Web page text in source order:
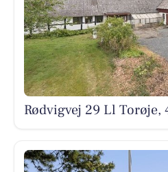
Rødvigvej 29 Ll Torøje,